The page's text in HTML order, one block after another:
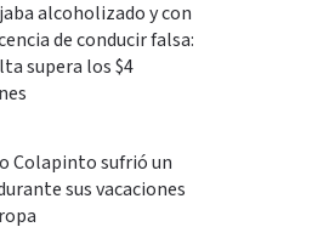
alcoholizado y con
de conducir falsa:
supera los $4
Colapinto sufrió un
sus vacaciones